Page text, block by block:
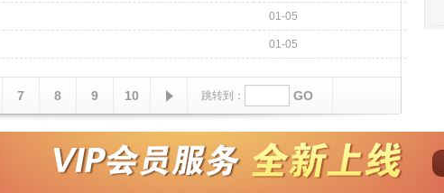
01-05
01-05
7 8 9 10 跳转到： GO